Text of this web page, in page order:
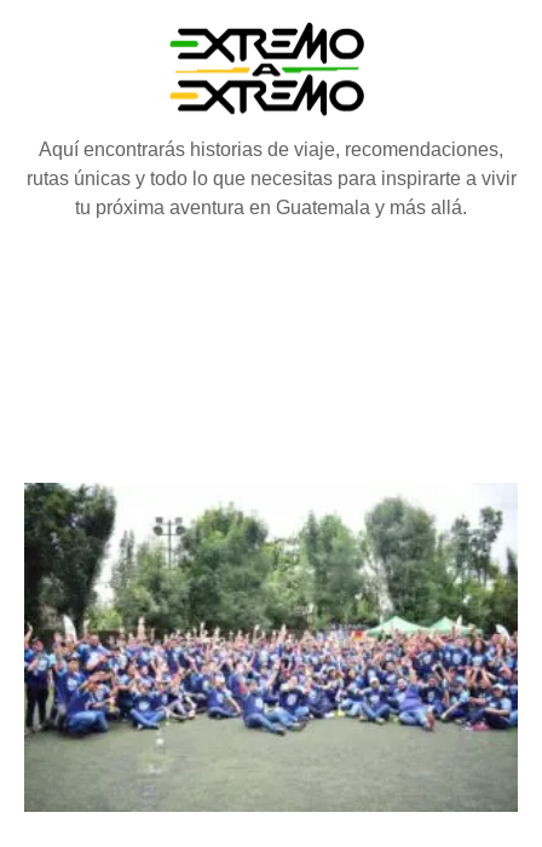
Aquí encontrarás historias de viaje, recomendaciones,
rutas únicas y todo lo que necesitas para inspirarte a vivir
tu próxima aventura en Guatemala y más allá.